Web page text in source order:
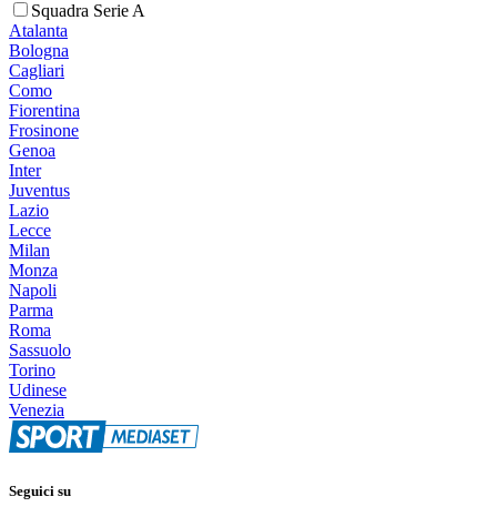
Squadra Serie A
Atalanta
Bologna
Cagliari
Como
Fiorentina
Frosinone
Genoa
Inter
Juventus
Lazio
Lecce
Milan
Monza
Napoli
Parma
Roma
Sassuolo
Torino
Udinese
Venezia
Seguici su